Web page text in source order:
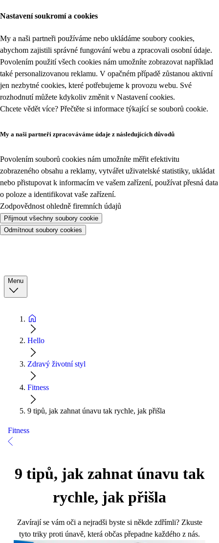
Nastavení soukromí a cookies
My a naši partneři používáme nebo ukládáme soubory cookies,
abychom zajistili správné fungování webu a zpracovali osobní údaje.
Povolením použití všech cookies nám umožníte zobrazovat například
také personalizovanou reklamu. V opačném případě zůstanou aktivní
jen nezbytné cookies, které potřebujeme k provozu webu. Své
rozhodnutí můžete kdykoliv změnit v Nastavení cookies.
Chcete vědět více? Přečtěte si informace týkající se souborů cookie.
My a naši partneři zpracováváme údaje z následujících důvodů
Povolením souborů cookies nám umožníte měřit efektivitu
zobrazeného obsahu a reklamy, vytvářet uživatelské statistiky, ukládat
nebo přistupovat k informacím ve vašem zařízení, používat přesná data
o poloze a identifikovat vaše zařízení.
Zodpovědnost ohledně firemních údajů
Přijmout všechny soubory cookie
Odmítnout soubory cookies
Menu
Hello
Zdravý životní styl
Fitness
9 tipů, jak zahnat únavu tak rychle, jak přišla
Fitness
9 tipů, jak zahnat únavu tak
rychle, jak přišla
Zavírají se vám oči a nejradši byste si někde zdřímli? Zkuste
tyto triky proti únavě, která občas přepadne každého z nás.